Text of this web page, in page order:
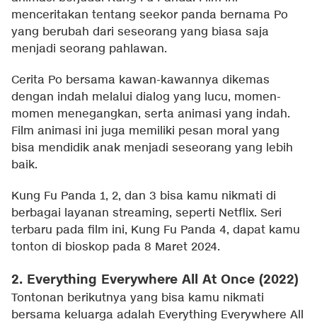
menceritakan tentang seekor panda bernama Po
yang berubah dari seseorang yang biasa saja
menjadi seorang pahlawan.
Cerita Po bersama kawan-kawannya dikemas
dengan indah melalui dialog yang lucu, momen-
momen menegangkan, serta animasi yang indah.
Film animasi ini juga memiliki pesan moral yang
bisa mendidik anak menjadi seseorang yang lebih
baik.
Kung Fu Panda 1, 2, dan 3 bisa kamu nikmati di
berbagai layanan streaming, seperti Netflix. Seri
terbaru pada film ini, Kung Fu Panda 4, dapat kamu
tonton di bioskop pada 8 Maret 2024.
2. Everything Everywhere All At Once (2022)
Tontonan berikutnya yang bisa kamu nikmati
bersama keluarga adalah Everything Everywhere All